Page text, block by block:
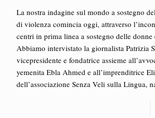
La nostra indagine sul mondo a sostegno
di violenza comincia oggi, attraverso
centri in prima linea a sostegno delle
Abbiamo intervistato la giornalista Patrizia
vicepresidente e fondatrice assieme
yemenita Ebla Ahmed e all’imprenditrice
dell’associazione Senza Veli sulla Lingua,